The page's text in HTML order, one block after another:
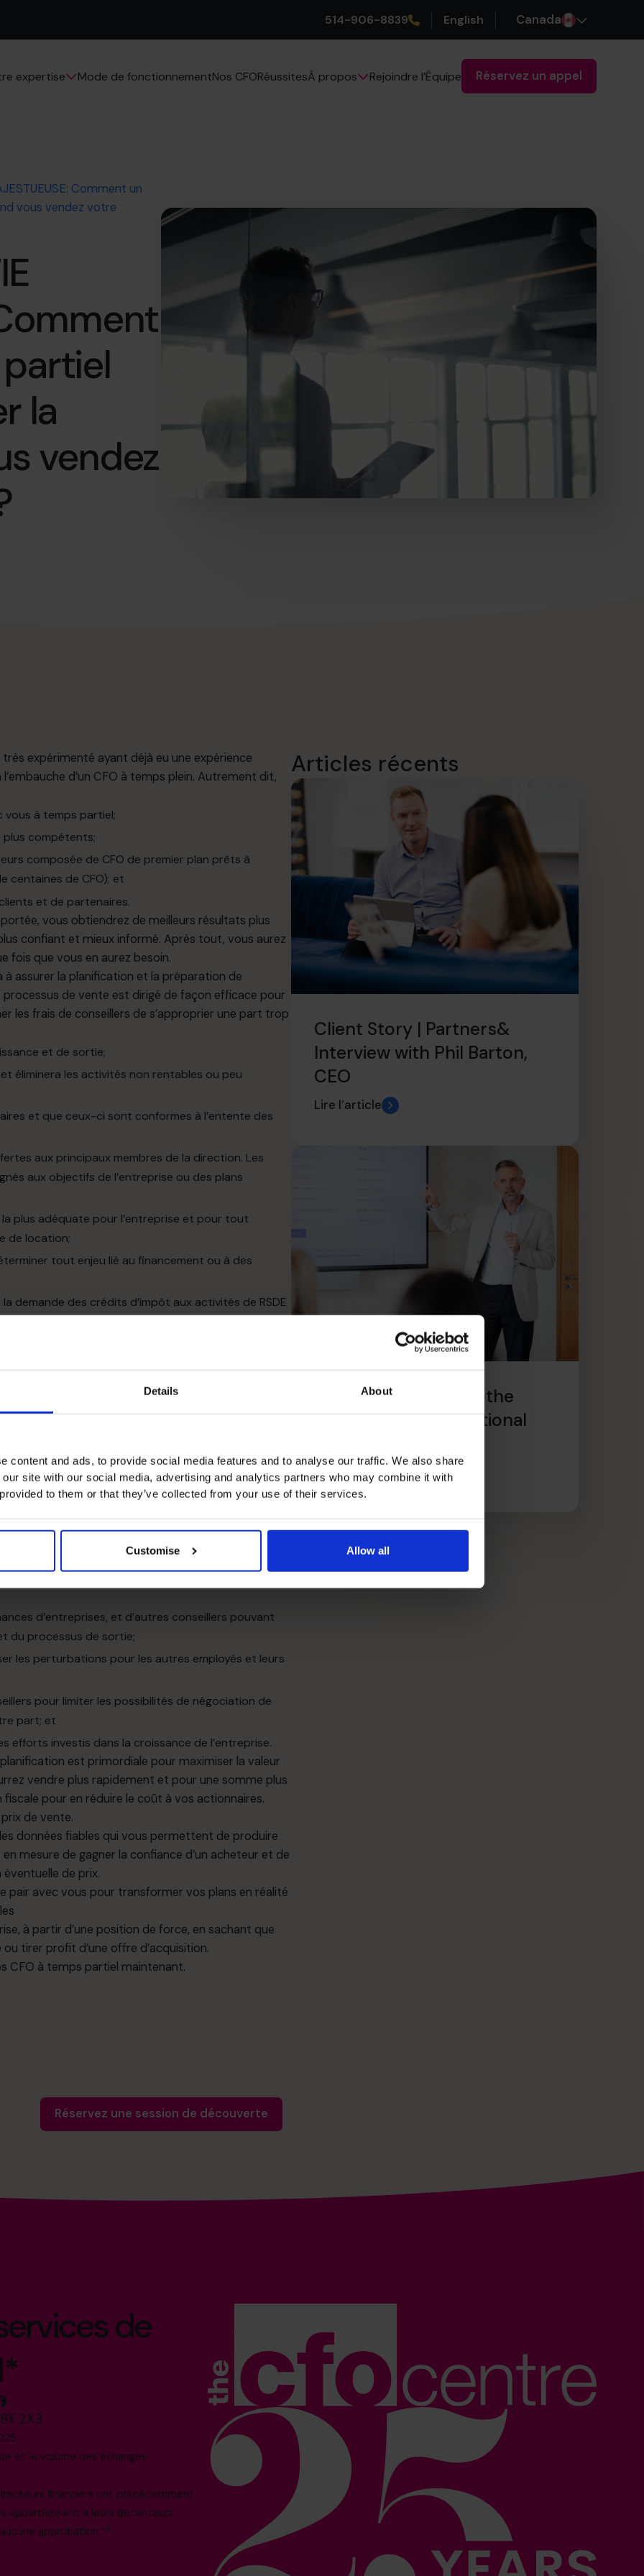
Details About
content and ads, to provide social media features and to analyse our traffic. We also share
site with our social media, advertising and analytics partners who may combine it with
to them or that they’ve collected from your use of their services.
Customise Allow all
514-906-8839 English Canada
expertise Mode de fonctionnementNos CFORéussitesÀ propos Rejoindre l’Équipe Réservez un appel
Comment un
vous vendez votre
la
vendez
expérimenté ayant déjà eu une expérience
d’un CFO à temps plein. Autrement dit,
vous à temps partiel;
plus compétents;
composée de CFO de premier plan prêts à
centaines de CFO); et
et de partenaires.
vous obtiendrez de meilleurs résultats plus
confiant et mieux informé. Après tout, vous aurez
fois que vous en aurez besoin.
assurer la planification et la préparation de
de vente est dirigé de façon efficace pour
les frais de conseillers de s’approprier une part trop
et de sortie;
éliminera les activités non rentables ou peu
et que ceux-ci sont conformes à l’entente des
aux principaux membres de la direction. Les
aux objectifs de l’entreprise ou des plans
plus adéquate pour l’entreprise et pour tout
de location;
tout enjeu lié au financement ou à des
demande des crédits d’impôt aux activités de RSDE
intellectuelle;
assurer qu’ils sont en place, à jour, conformes et
clients dont pourrait dépendre l’entreprise et
de gestion;
le niveau de confiance en l’intégrité des
de prévisions afin d’utiliser les budgets et les
et réduire les frais généraux;
les retenues à la source, l’impôt sur le revenu et
réduire le fardeau fiscal dans son ensemble pour
d’entreprises, et d’autres conseillers pouvant
du processus de sortie;
les perturbations pour les autres employés et leurs
pour limiter les possibilités de négociation de
part; et
efforts investis dans la croissance de l’entreprise.
est primordiale pour maximiser la valeur
vendre plus rapidement et pour une somme plus
pour en réduire le coût à vos actionnaires.
de vente.
données fiables qui vous permettent de produire
mesure de gagner la confiance d’un acheteur et de
de prix.
pair avec vous pour transformer vos plans en réalité
à partir d’une position de force, en sachant que
tirer profit d’une offre d’acquisition.
CFO à temps partiel maintenant.
Articles récents
Client Story | Partners&
Interview with Phil Barton,
CEO
Lire l’article
How to get ahead of the
2025 Employers’ National
Lire l’article
Réservez une session de découverte
de
2X3
et le volume des échanges
financiers ont précédemment
appartiennent à leurs détenteurs
approbation.**